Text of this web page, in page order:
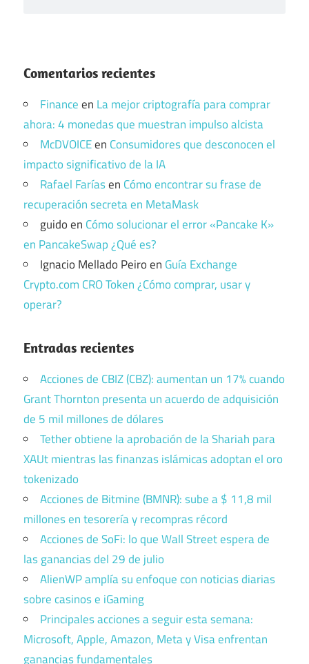
Comentarios recientes
Financeen La mejor criptografía para comprar
ahora: 4 monedas que muestran impulso alcista
McDVOICEen Consumidores que desconocen el
impacto significativo de la IA
Rafael Faríasen Cómo encontrar su frase de
recuperación secreta en MetaMask
guidoen Cómo solucionar el error «Pancake K»
en PancakeSwap ¿Qué es?
Ignacio Mellado Peiroen Guía Exchange
Crypto.com CRO Token ¿Cómo comprar, usar y
operar?
Entradas recientes
Acciones de CBIZ (CBZ): aumentan un 17% cuando
Grant Thornton presenta un acuerdo de adquisición
de 5 mil millones de dólares
Tether obtiene la aprobación de la Shariah para
XAUt mientras las finanzas islámicas adoptan el oro
tokenizado
Acciones de Bitmine (BMNR): sube a $ 11,8 mil
millones en tesorería y recompras récord
Acciones de SoFi: lo que Wall Street espera de
las ganancias del 29 de julio
AlienWP amplía su enfoque con noticias diarias
sobre casinos e iGaming
Principales acciones a seguir esta semana:
Microsoft, Apple, Amazon, Meta y Visa enfrentan
ganancias fundamentales